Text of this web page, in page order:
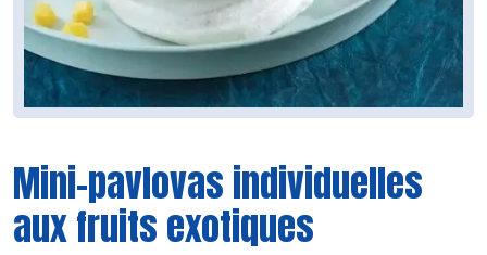
Mini-pavlovas individuelles
aux fruits exotiques